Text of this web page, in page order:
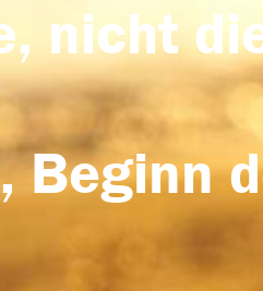
nicht
Beginn